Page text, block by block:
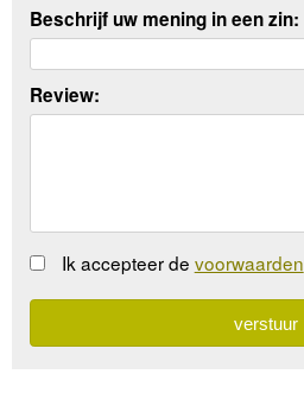
Beschrijf uw mening in een zin:
Review:
Ik accepteer de voorwaarden